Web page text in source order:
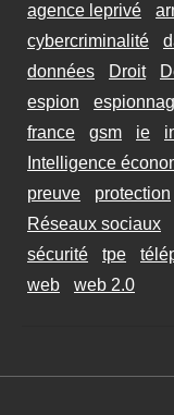
agence leprivé
cybercriminalité
données
Droit
espion
france
gsm ie
Intelligence
preuve
protection
Réseaux sociaux
sécurité
tpe
web
web 2.0